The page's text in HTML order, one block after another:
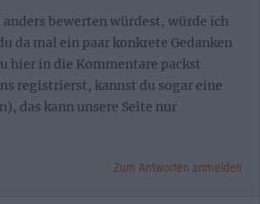
anders bewerten würdest, würde ich
da mal ein paar konkrete Gedanken
hier in die Kommentare packst
registrierst, kannst du sogar eine
das kann unsere Seite nur
Zum Antworten anmelden